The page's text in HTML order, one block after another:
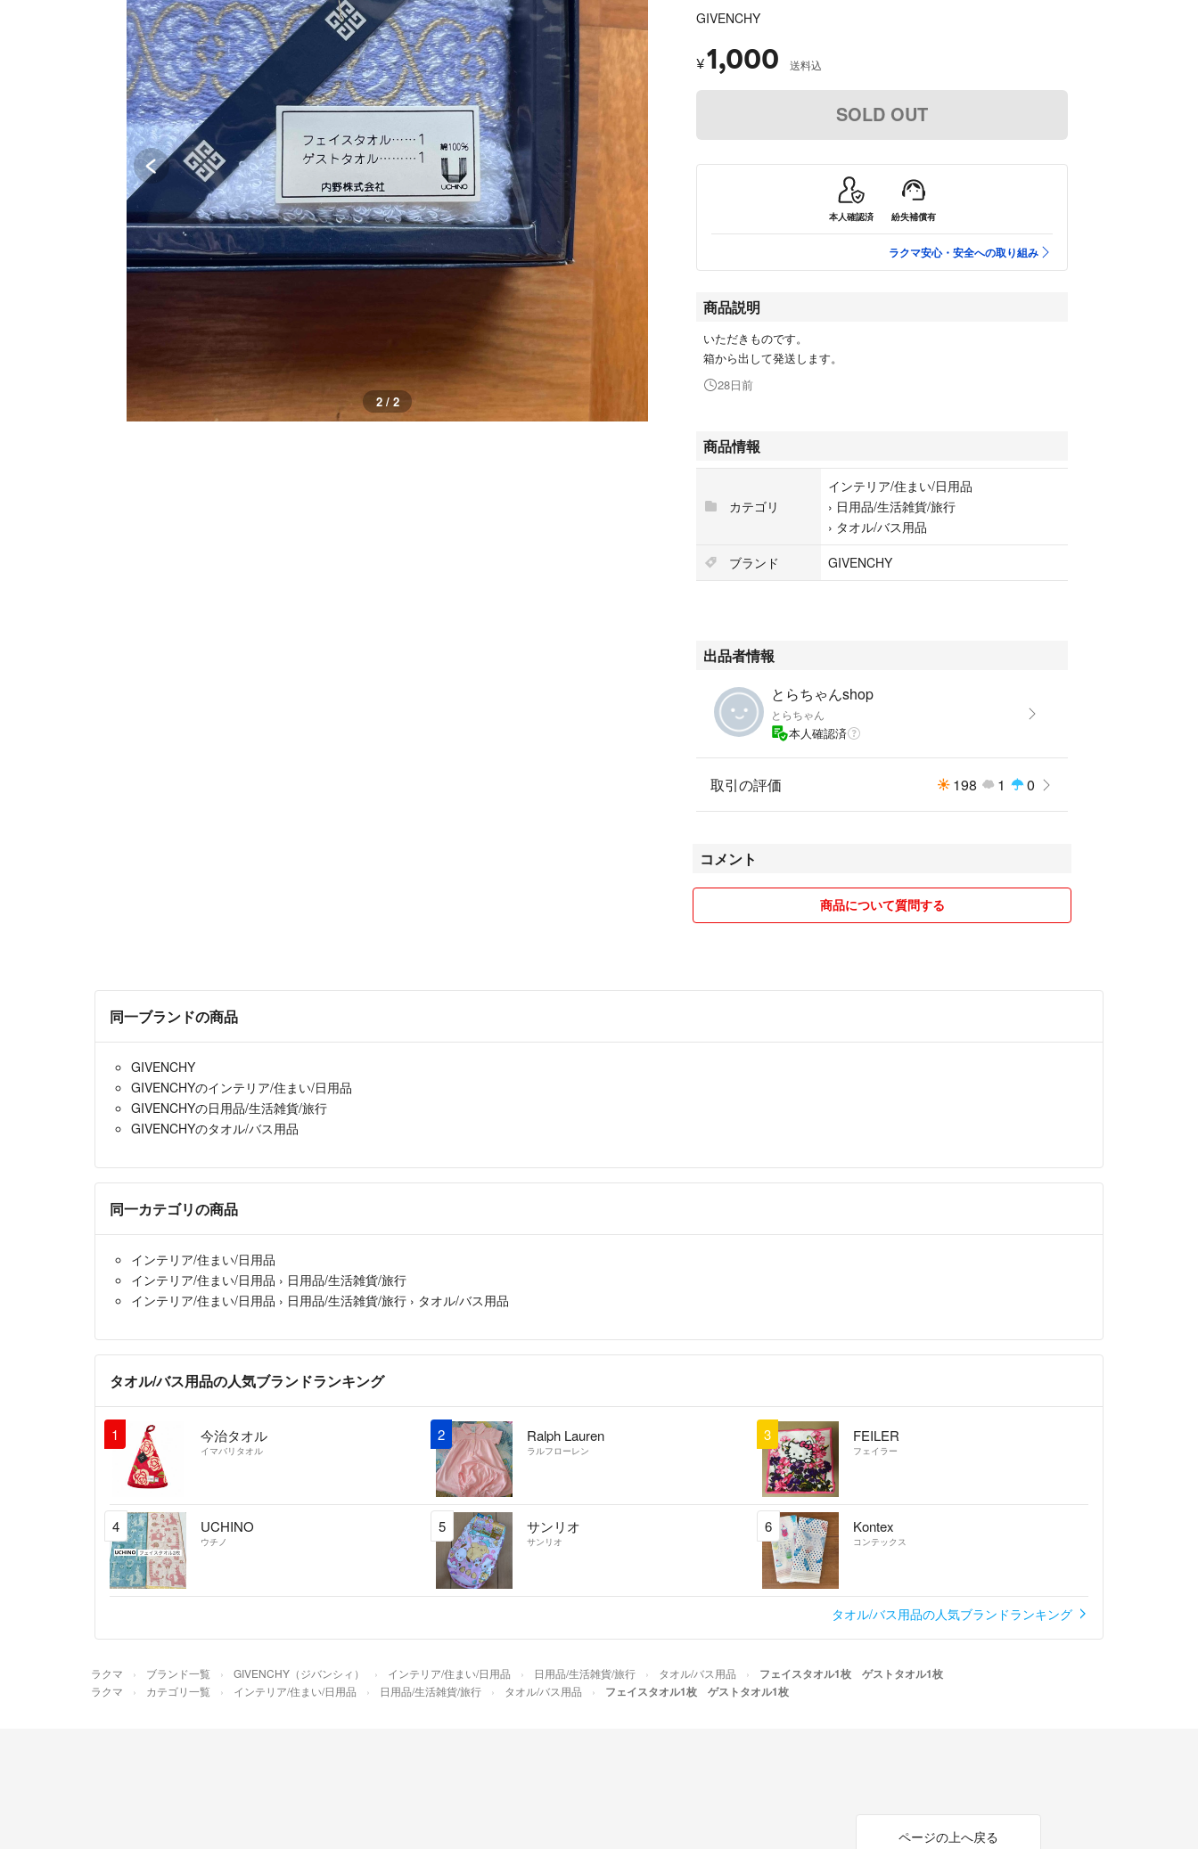
2 / 2
GIVENCHY
¥1,000 送料込
SOLD OUT
本人確認済 紛失補償有
ラクマ安心・安全への取り組み
商品説明
いただきものです。
箱から出して発送します。
28日前
商品情報
カテゴリ
インテリア/住まい/日用品
› 日用品/生活雑貨/旅行
› タオル/バス用品
ブランド
GIVENCHY
出品者情報
とらちゃんshop
とらちゃん
本人確認済
取引の評価 198 1 0
コメント
商品について質問する
同一ブランドの商品
GIVENCHY
GIVENCHYのインテリア/住まい/日用品
GIVENCHYの日用品/生活雑貨/旅行
GIVENCHYのタオル/バス用品
同一カテゴリの商品
インテリア/住まい/日用品
インテリア/住まい/日用品 › 日用品/生活雑貨/旅行
インテリア/住まい/日用品 › 日用品/生活雑貨/旅行 › タオル/バス用品
タオル/バス用品の人気ブランドランキング
1 今治タオル
イマバリタオル
2 Ralph Lauren
ラルフローレン
3 FEILER
フェイラー
4 UCHINO
ウチノ
5 サンリオ
サンリオ
6 Kontex
コンテックス
タオル/バス用品の人気ブランドランキング
ラクマ ブランド一覧 GIVENCHY（ジバンシィ） インテリア/住まい/日用品 日用品/生活雑貨/旅行 タオル/バス用品 フェイスタオル1枚 ゲストタオル1枚
ラクマ カテゴリ一覧 インテリア/住まい/日用品 日用品/生活雑貨/旅行 タオル/バス用品 フェイスタオル1枚 ゲストタオル1枚
ページの上へ戻る